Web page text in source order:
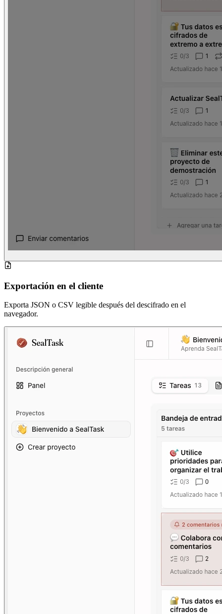
Exportación en el cliente
Exporta JSON o CSV legible después del descifrado en el
navegador.